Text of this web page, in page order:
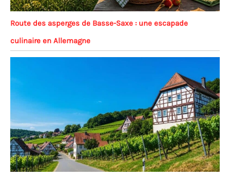
Route des asperges de Basse-Saxe : une escapade
culinaire en Allemagne